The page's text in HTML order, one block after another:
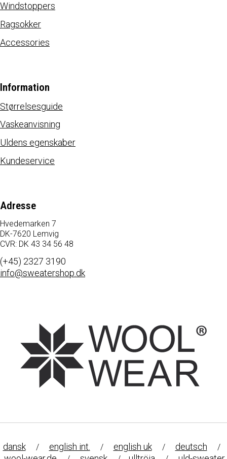
Windstoppers
Ragsokker
Accessories
Information
Størrelsesguide
Vaskeanvisning
Uldens egenskaber
Kundeservice
Adresse
Hvedemarken 7
DK-7620 Lemvig
CVR: DK 43 34 56 48
(+45) 2327 3190
info@sweatershop.dk
dansk/ english int. / english uk/ deutsch /